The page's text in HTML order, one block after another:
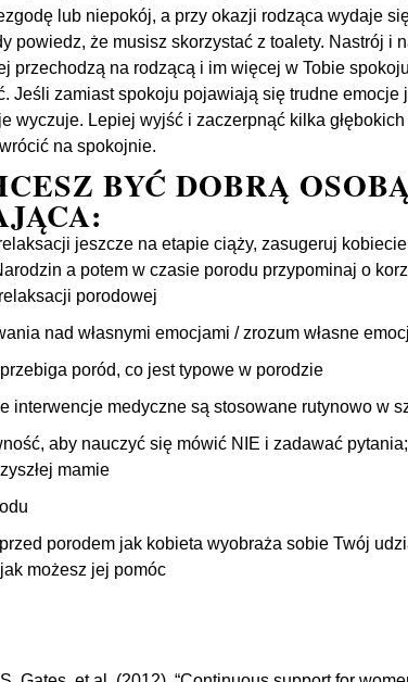
lub niepokój, a przy okazji rodząca wydaje
powiedz, że musisz skorzystać z toalety. Nastrój i
przechodzą na rodzącą i im więcej w Tobie
Jeśli zamiast spokoju pojawiają się trudne emocje
wyczuje. Lepiej wyjść i zaczerpnąć kilka
na spokojnie.
BYĆ DOBRĄ
jeszcze na etapie ciąży, zasugeruj
a potem w czasie porodu przypominaj o
porodowej
nad własnymi emocjami / zrozum własne
poród, co jest typowe w porodzie
interwencje medyczne są stosowane rutynowo w
aby nauczyć się mówić NIE i zadawać
mamie
porodem jak kobieta wyobraża sobie Twój
możesz jej pomóc